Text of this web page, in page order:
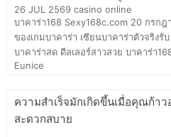
26 JUL 2569 casino online
บาคาร่า168 Sexy168c.com 20 กรก
ของเกมบาคาร่า เซียนบาคาร่าตัวจริงรั
บาคาร่าสด ดีลเลอร์สาวสวย บาคาร่า
Eunice
ความสำเร็จมักเกิดขึ้นเมื่อคุณก้า
สะดวกสบาย